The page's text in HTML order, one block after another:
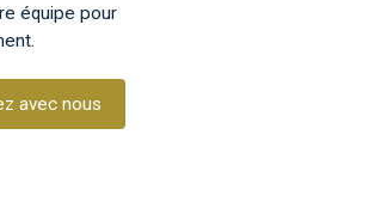
équipe pour
avec nous